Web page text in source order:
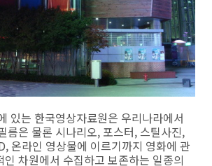
있는 한국영상자료원은 우리나라에서
름은 물론 시나리오, 포스터, 스틸사진,
온라인 영상물에 이르기까지 영화에 관
인 차원에서 수집하고 보존하는 일종의